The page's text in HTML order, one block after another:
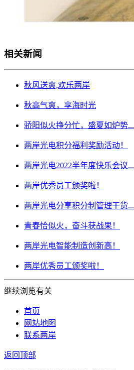
相关新闻
秋风送爽,欢乐两岸
秋高气爽，享海时光
骄阳似火挣分忙，盛夏如炉势...
两岸光电积分福利奖励活动！
两岸光电2022半年度快乐会议...
两岸优秀员工颁奖啦！
两岸光电分享积分制管理干货...
青春恰似火，奋斗获战果！
两岸光电智能制造创新高！
两岸优秀员工颁奖啦！
继续浏览有关
首页
网站地图
联系两岸
返回顶部